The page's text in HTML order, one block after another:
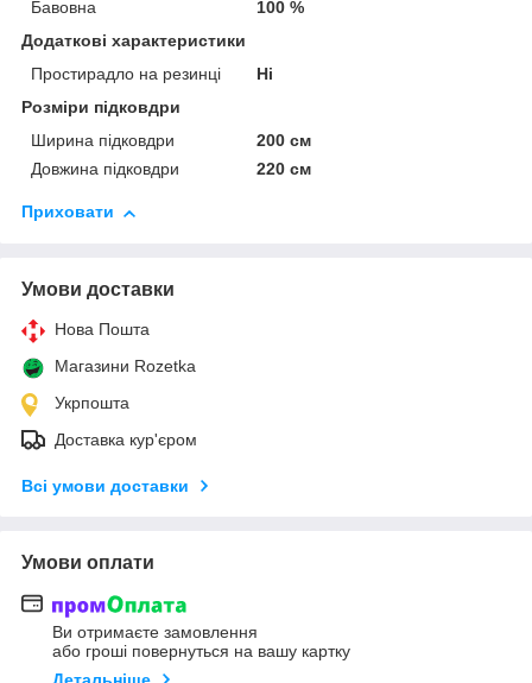
Бавовна
100 %
Додаткові характеристики
Простирадло на резинці
Ні
Розміри підковдри
Ширина підковдри
200 см
Довжина підковдри
220 см
Приховати
Умови доставки
Нова Пошта
Магазини Rozetka
Укрпошта
Доставка кур'єром
Всі умови доставки
Умови оплати
Ви отримаєте замовлення
або гроші повернуться на вашу картку